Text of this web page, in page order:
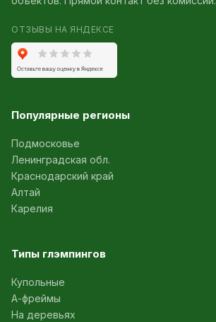
ОТЗЫВЫ НА ЯНДЕКСЕ
Популярные регионы
Подмосковье
Ленинградская обл.
Краснодарский край
Алтай
Карелия
Типы глэмпингов
Купольные
А-фреймы
На деревьях